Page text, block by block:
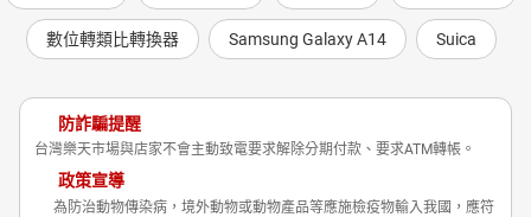
數位轉類比轉換器 Samsung Galaxy A14 Suica
防詐騙提醒
台灣樂天市場與店家不會主動致電要求解除分期付款、要求ATM轉帳。
政策宣導
為防治動物傳染病，境外動物或動物產品等應施檢疫物輸入我國，應符